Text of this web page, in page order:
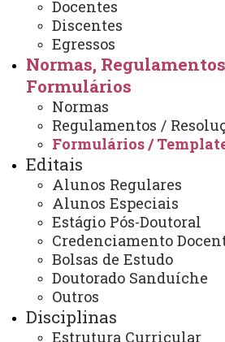
Docentes
Discentes
Egressos
Normas,
Formulários
Normas
Regulamentos /
Formulários /
Editais
Alunos Regulares
Alunos Especiais
Estágio Pós-Doutoral
Credenciamento
Bolsas de Estudo
Doutorado Sanduíche
Outros
Disciplinas
Estrutura Curricular
PRORROGAÇÃO DE
INTEGRALIZAÇÃO
MESTRADO E
Formulário de
prorrogação de prazo
DOC
TRANCAMENTO
Formulário de
trancamento de curso
Maternidade/Adotante
Formulário de